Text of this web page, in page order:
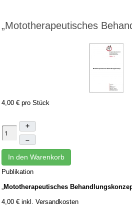
„Mototherapeutisches
4,00 € pro Stück
+
–
In den Warenkorb
Publikation
Mototherapeutisches
4,00 € inkl. Versandkosten